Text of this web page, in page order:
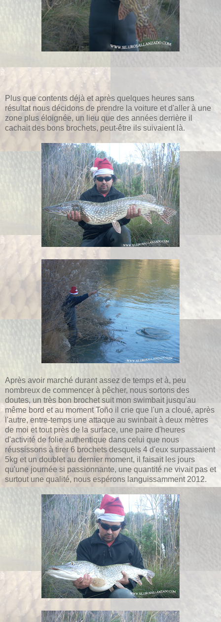
Plus que contents déjà et après quelques heures sans
résultat nous décidons de prendre la voiture et d'aller à une
zone plus éloignée, un lieu que des années derrière il
cachait des bons brochets, peut-être ils suivaient là.
Après avoir marché durant assez de temps et à, peu
nombreux de commencer à pêcher, nous sortons des
doutes, un très bon brochet suit mon swimbait jusqu'au
même bord et au moment Toño il crie que l'un a cloué, après
l'autre, entre-temps une attaque au swinbait à deux mètres
de moi et tout près de la surface, une paire d'heures
d'activité de folie authentique dans celui que nous
réussissons à tirer 6 brochets desquels 4 d'eux surpassaient
5kg et un doublet au dernier moment, il faisait les jours
qu'une journée si passionnante, une quantité ne vivait pas et
surtout une qualité, nous espérons languissamment 2012.